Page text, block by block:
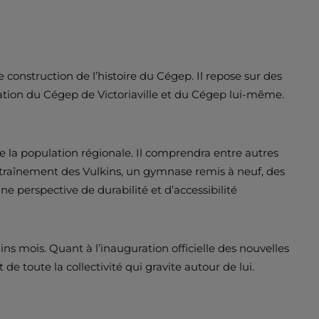
de l’histoire du Cégep. Il repose sur des
du Cégep de Victoriaville et du Cégep lui-même.
la population régionale. Il comprendra entre autres
des Vulkins, un gymnase remis à neuf, des
perspective de durabilité et d’accessibilité
mois. Quant à l’inauguration officielle des nouvelles
de toute la collectivité qui gravite autour de lui.